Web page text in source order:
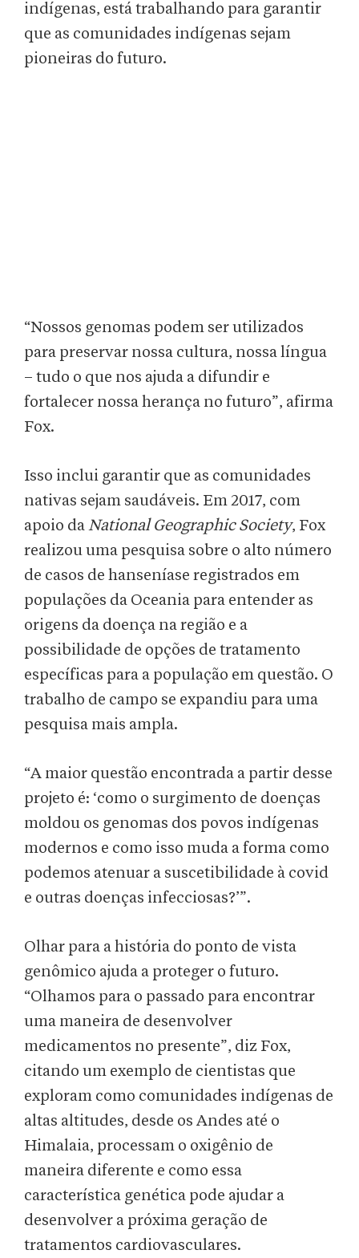
indígenas, está trabalhando para garantir
que as comunidades indígenas sejam
pioneiras do futuro.
“Nossos genomas podem ser utilizados
para preservar nossa cultura, nossa língua
– tudo o que nos ajuda a difundir e
fortalecer nossa herança no futuro”, afirma
Fox.
Isso inclui garantir que as comunidades
nativas sejam saudáveis. Em 2017, com
apoio daNational Geographic Society, Fox
realizou uma pesquisa sobre o alto número
de casos de hanseníase registrados em
populações da Oceania para entender as
origens da doença na região e a
possibilidade de opções de tratamento
específicas para a população em questão. O
trabalho de campo se expandiu para uma
pesquisa mais ampla.
“A maior questão encontrada a partir desse
projeto é: ‘como o surgimento de doenças
moldou os genomas dos povos indígenas
modernos e como isso muda a forma como
podemos atenuar a suscetibilidade à covid
e outras doenças infecciosas?’”.
Olhar para a história do ponto de vista
genômico ajuda a proteger o futuro.
“Olhamos para o passado para encontrar
uma maneira de desenvolver
medicamentos no presente”, diz Fox,
citando um exemplo de cientistas que
exploram como comunidades indígenas de
altas altitudes, desde os Andes até o
Himalaia, processam o oxigênio de
maneira diferente e como essa
característica genética pode ajudar a
desenvolver a próxima geração de
tratamentos cardiovasculares.